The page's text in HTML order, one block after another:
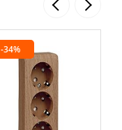
-34%